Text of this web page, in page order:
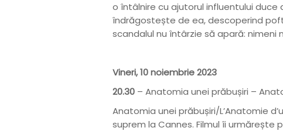
o întâlnire cu ajutorul influentului duce
îndrăgostește de ea, descoperind
scandalul nu întârzie să apară:
Vineri, 10 noiembrie 2023
20.30 – Anatomia unei prăbușiri –
Anatomia unei prăbușiri/L’Anatomie
suprem la Cannes. Filmul îi urmărește